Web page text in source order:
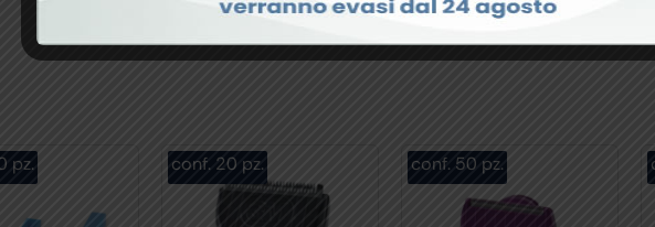
pz. conf. 20 pz. conf. 50 pz.